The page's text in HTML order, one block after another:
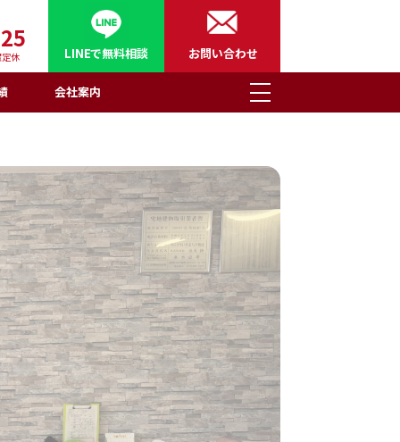
休 LINEで無料相談 お問い合わせ
会社案内
HOME
不動産売却の基礎知識
いえまち不動産が選ばれる理由
いえまちコラム
取引実績
お客様の声